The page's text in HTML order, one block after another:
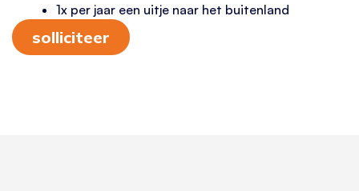
1x per jaar een uitje naar het buitenland
solliciteer